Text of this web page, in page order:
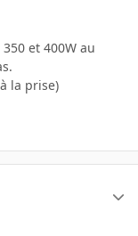
et 400W au
la prise)